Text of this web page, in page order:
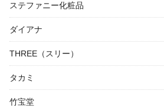
ステファニー化粧品
ダイアナ
THREE（スリー）
タカミ
竹宝堂